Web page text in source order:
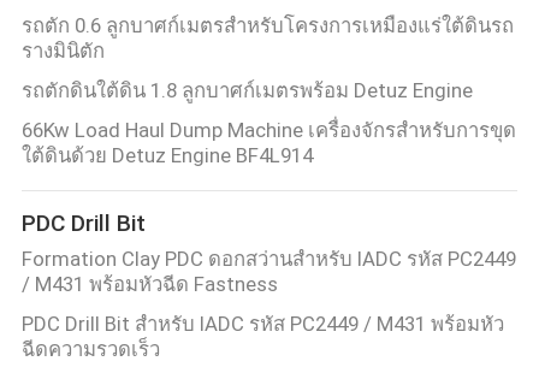
รถตัก 0.6 ลูกบาศก์เมตรสำหรับโครงการเหมืองแร่ใต้ดินรถ
รางมินิตัก
รถตักดินใต้ดิน 1.8 ลูกบาศก์เมตรพร้อม Detuz Engine
66Kw Load Haul Dump Machine เครื่องจักรสำหรับการขุด
ใต้ดินด้วย Detuz Engine BF4L914
PDC Drill Bit
Formation Clay PDC ดอกสว่านสำหรับ IADC รหัส PC2449
/ M431 พร้อมหัวฉีด Fastness
PDC Drill Bit สำหรับ IADC รหัส PC2449 / M431 พร้อมหัว
ฉีดความรวดเร็ว